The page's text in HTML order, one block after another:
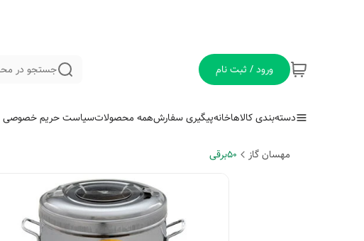
ورود / ثبت نام جستجو در
دسته‌بندی کالاهاخانهپیگیری سفارشهمه محصولاتسیاست حریم خصوصی
مهسان گاز 50برقی